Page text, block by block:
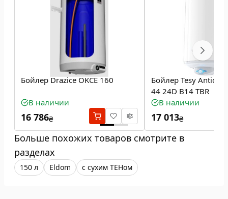
Бойлер Drazice OKCE 160
В наличии
16 786₴
Бойлер Tesy Anticalc
44 24D B14 TBR
В наличии
17 013₴
Больше похожих товаров смотрите в
разделах
150 л Eldom с сухим ТЕНом